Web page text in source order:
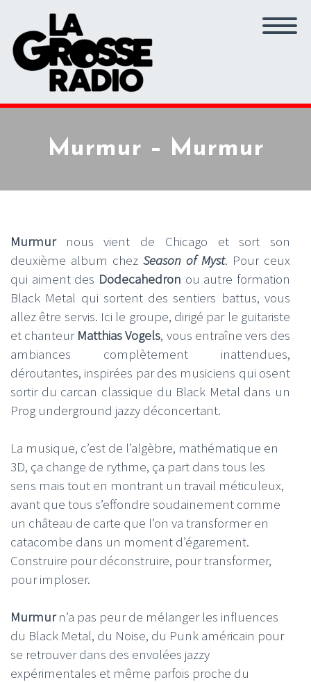
Murmur – Murmur
Murmur nous vient de Chicago et sort son
deuxième album chez Season of Myst. Pour ceux
qui aiment des Dodecahedron ou autre formation
Black Metal qui sortent des sentiers battus, vous
allez être servis. Ici le groupe, dirigé par le guitariste
et chanteur Matthias Vogels, vous entraîne vers des
ambiances complètement inattendues,
déroutantes, inspirées par des musiciens qui osent
sortir du carcan classique du Black Metal dans un
Prog underground jazzy déconcertant.
La musique, c’est de l’algèbre, mathématique en
3D, ça change de rythme, ça part dans tous les
sens mais tout en montrant un travail méticuleux,
avant que tous s’effondre soudainement comme
un château de carte que l’on va transformer en
catacombe dans un moment d’égarement.
Construire pour déconstruire, pour transformer,
pour imploser.
Murmurn’a pas peur de mélanger les influences
du Black Metal, du Noise, du Punk américain pour
se retrouver dans des envolées jazzy
expérimentales et même parfois proche du